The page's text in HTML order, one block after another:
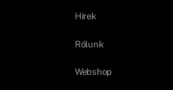
Hírek
Rólunk
Webshop